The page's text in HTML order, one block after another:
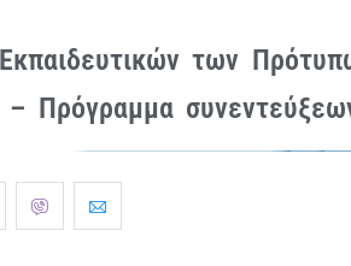
των
Πρόγραμμα